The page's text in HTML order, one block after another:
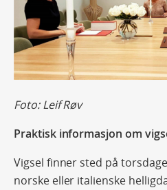
Foto: Leif Røv
Praktisk informasjon om
Vigsel finner sted på
norske eller italienske